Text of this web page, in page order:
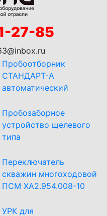
27-85
Пробоотборник
СТАНДАРТ-А
автоматический
Пробозаборное
устройство щелевого
типа
Переключатель
скважин многоходовой
ПСМ ХА2.954.008-10
УРК для